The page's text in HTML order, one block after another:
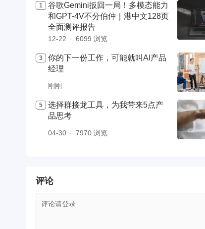
谷歌Gemini扳回一局！多模态能力
和GPT-4V不分伯仲｜港中文128页
全面测评报告
12-22 6099 浏览
你的下一份工作，可能就叫AI产品
经理
刚刚
选择群接龙工具，为我带来5点产
品思考
04-30 7970 浏览
评论
评论请登录